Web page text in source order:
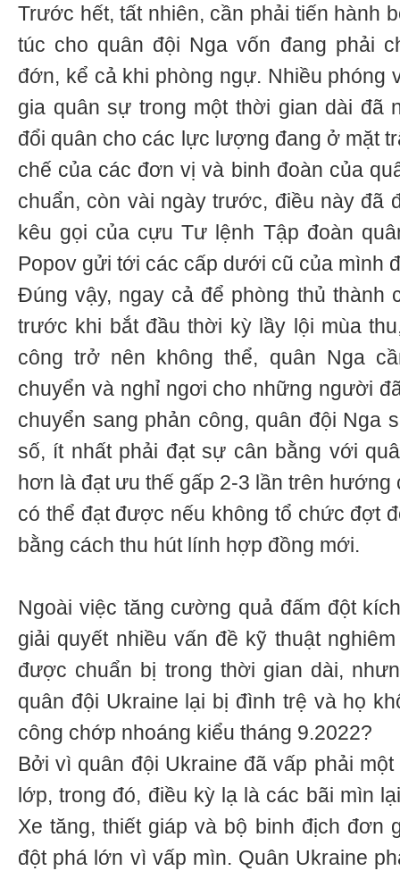
Trước hết, tất nhiên, cần phải tiến hành
túc cho quân đội Nga vốn đang phải
đớn, kể cả khi phòng ngự. Nhiều phóng
gia quân sự trong một thời gian dài đã
đổi quân cho các lực lượng đang ở mặt
chế của các đơn vị và binh đoàn của
chuẩn, còn vài ngày trước, điều này đã
kêu gọi của cựu Tư lệnh Tập đoàn
Popov gửi tới các cấp dưới cũ của mình
Đúng vậy, ngay cả để phòng thủ thành
trước khi bắt đầu thời kỳ lầy lội mùa
công trở nên không thể, quân Nga
chuyển và nghỉ ngơi cho những người
chuyển sang phản công, quân đội Nga
số, ít nhất phải đạt sự cân bằng với
hơn là đạt ưu thế gấp 2-3 lần trên
có thể đạt được nếu không tổ chức đợt
bằng cách thu hút lính hợp đồng mới.
Ngoài việc tăng cường quả đấm đột
giải quyết nhiều vấn đề kỹ thuật
được chuẩn bị trong thời gian dài,
quân đội Ukraine lại bị đình trệ và họ
công chớp nhoáng kiểu tháng 9.2022?
Bởi vì quân đội Ukraine đã vấp phải
lớp, trong đó, điều kỳ lạ là các bãi mìn
Xe tăng, thiết giáp và bộ binh địch đơn
đột phá lớn vì vấp mìn. Quân Ukraine